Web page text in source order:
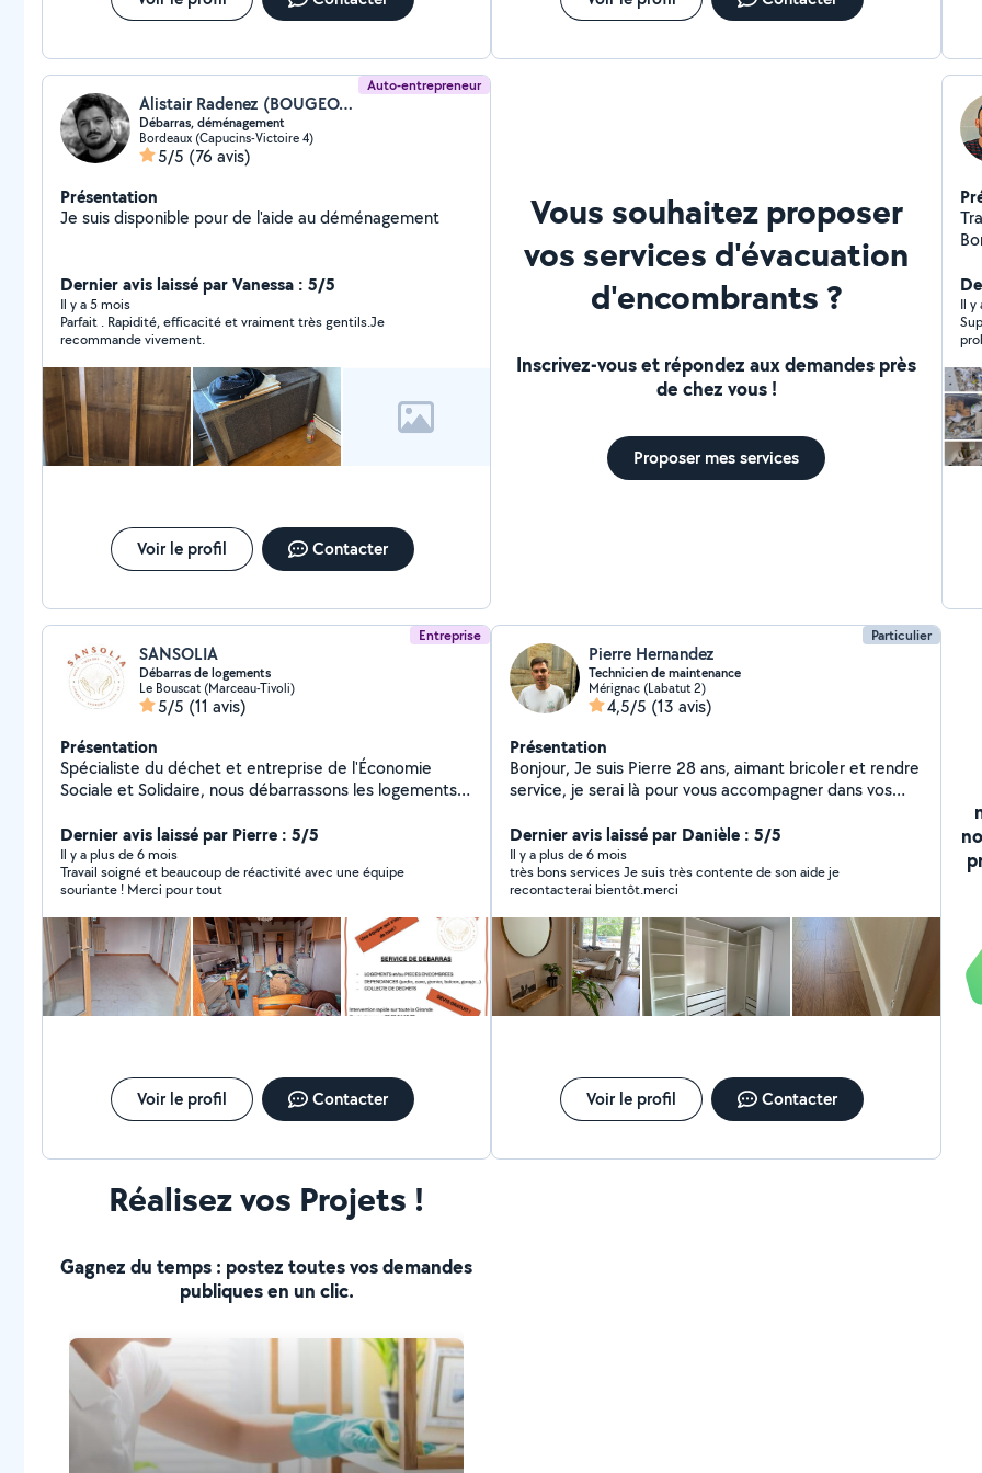
Auto-entrepreneur
Alistair Radenez (BOUGEOTTE)
Débarras, déménagement
Bordeaux (Capucins-Victoire 4)
5/5 (76 avis)
Présentation
Je suis disponible pour de l'aide au déménagement
Dernier avis laissé par Vanessa : 5/5
Il y a 5 mois
Parfait . Rapidité, efficacité et vraiment très gentils.Je
recommande vivement.
Voir le profil Contacter
Vous souhaitez proposer
vos services d'évacuation
d'encombrants ?
Inscrivez-vous et répondez aux demandes près
de chez vous !
Proposer mes services
Il y
Entreprise
SANSOLIA
Débarras de logements
Le Bouscat (Marceau-Tivoli)
5/5 (11 avis)
Présentation
Spécialiste du déchet et entreprise de l'Économie
Sociale et Solidaire, nous débarrassons les logements,
Gironde. Nous évacuons aussi les encombrants et
collectons les déchets non dangereux auprès de
particuliers et de professionnels. Nous intervenons
aussi sur des logements avec présence de cas dit
"syndrome de diogène". Nous avons des forfaits "clé en
main" , consultables sur notre site et bien entendu
devis gratuit pour les cas spécifiques. Lors de la
mission, nous sommes équipés avec du matériel
adéquat pour effectuer un tri séléctif et éviter le plus
dispositifs médicaux pour donner une seconde vie,
après réhabilitation, aux fauteuils roulants, lits
médicalisés, déambulateurs,..
Dernier avis laissé par Pierre : 5/5
Il y a plus de 6 mois
Travail soigné et beaucoup de réactivité avec une équipe
souriante ! Merci pour tout
Voir le profil Contacter
Particulier
Pierre Hernandez
Technicien de maintenance
Mérignac (Labatut 2)
4,5/5 (13 avis)
Présentation
Bonjour, Je suis Pierre 28 ans, aimant bricoler et rendre
service, je serai là pour vous accompagner dans vos
je peux également transporter n'importe quels objets
ou évacuer vos déchets quels qu'ils soient À bientôt je
l'espère
Dernier avis laissé par Danièle : 5/5
Il y a plus de 6 mois
très bons services Je suis très contente de son aide je
recontacterai bientôt.merci
Voir le profil Contacter
Réalisez vos Projets !
Gagnez du temps : postez toutes vos demandes
publiques en un clic.